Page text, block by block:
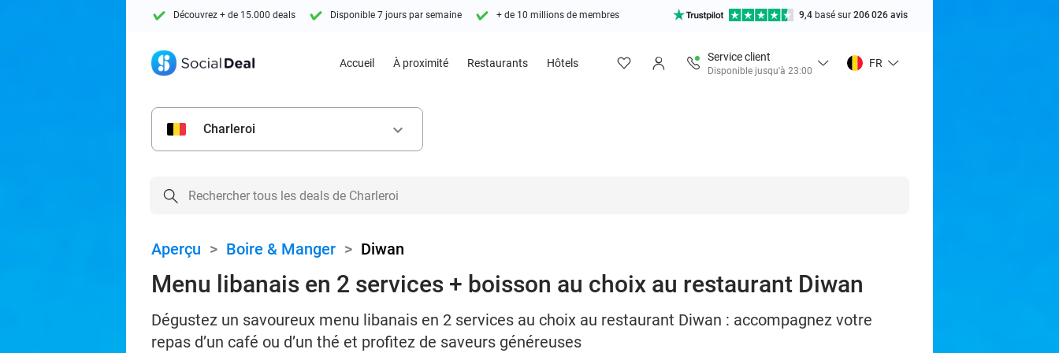
Découvrez + de 15.000 deals Disponible 7 jours par semaine + de 10 millions de membres 9,4 basé sur 206 026 avis
Accueil À proximité Restaurants Hôtels
Service client
Disponible jusqu'à 23:00
FR
Charleroi keyboard_arrow_down
Aperçu > Boire & Manger > Diwan
Menu libanais en 2 services + boisson au choix au restaurant Diwan
Dégustez un savoureux menu libanais en 2 services au choix au restaurant Diwan : accompagnez votre
repas d’un café ou d’un thé et profitez de saveurs généreuses